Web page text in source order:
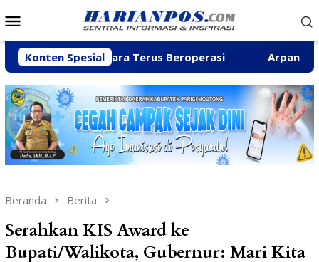
ke
Mobile
Konten Spesial
Baliara Terus Beroperasi Arpan Sahar
Beranda Berita
Serahkan KIS Award ke
Bupati/Walikota, Gubernur: Mari Kita